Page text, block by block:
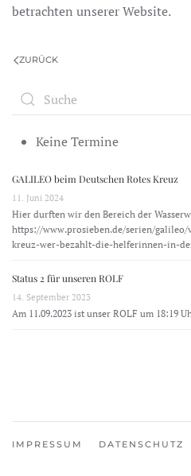
betrachten unserer Website.
ZURÜCK
Keine Termine
GALILEO beim Deutschen Rotes Kreuz
11. Juni 2024
Hier durften wir den Bereich der
https://www.prosieben.de/serien/
kreuz-wer-bezahlt-die-helferinnen-in-
Status 2 für unseren ROLF
14. September 2023
Am 11.09.2023 ist unser ROLF um 18:19
IMPRESSUM DATENSCHUTZ